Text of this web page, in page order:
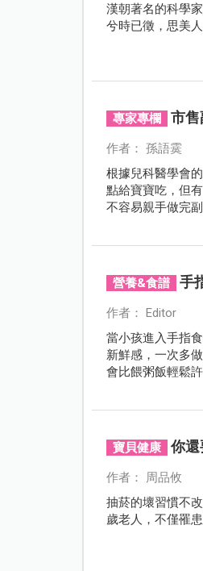
漢朝著名的科學
兮時已徵，思美
專家專欄 市售
作者： 孫語霙
根據兒科醫學會
點給寶寶吃，但
不容易親手做完
營養&食譜 手
作者： Editor
當小孩進入手指
新鮮感，一次多
會比餵粥飯輕鬆
寶貝健康 你還
作者： 周品攸
抽菸的壞習慣不
歲老人，不僅罹